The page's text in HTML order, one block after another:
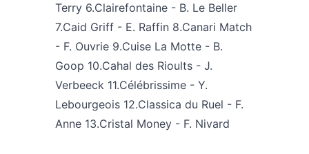
Terry 6.Clairefontaine - B. Le Beller
7.Caid Griff - E. Raffin 8.Canari Match
- F. Ouvrie 9.Cuise La Motte - B.
Goop 10.Cahal des Rioults - J.
Verbeeck 11.Célébrissime - Y.
Lebourgeois 12.Classica du Ruel - F.
Anne 13.Cristal Money - F. Nivard